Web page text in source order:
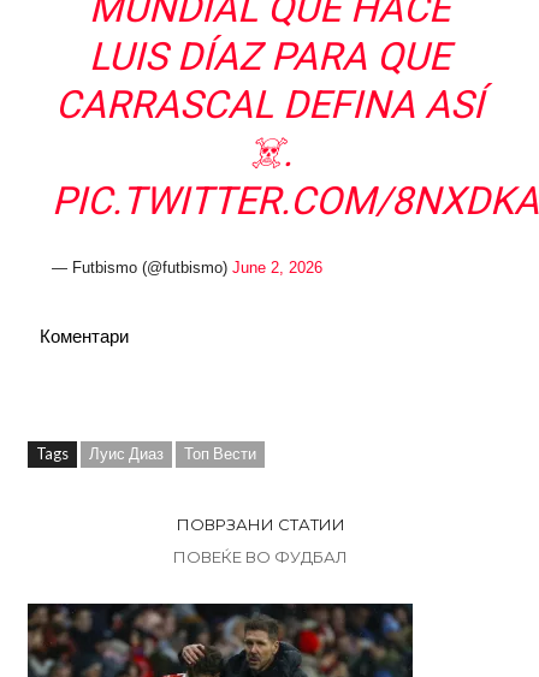
LUIS DÍAZ PARA QUE
CARRASCAL DEFINA ASÍ
☠️.
PIC.TWITTER.COM/
— Futbismo (@futbismo) June 2, 2026
Коментари
Tags Луис Диаз Топ Вести
ПОВРЗАНИ СТАТИИ
ПОВЕЌЕ ВО ФУДБАЛ